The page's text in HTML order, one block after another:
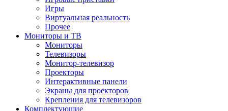
Игры
Виртуальная реальность
Прочее
Мониторы и ТВ
Мониторы
Телевизоры
Монитор-телевизор
Проекторы
Интерактивные панели
Экраны для проекторов
Крепления для телевизоров
Комплектующие